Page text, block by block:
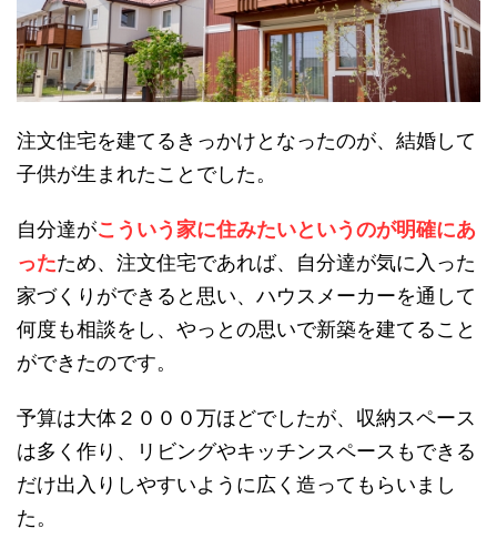
注文住宅を建てるきっかけとなったのが、結婚して
子供が生まれたことでした。
自分達がこういう家に住みたいというのが明確にあ
ったため、注文住宅であれば、自分達が気に入った
家づくりができると思い、ハウスメーカーを通して
何度も相談をし、やっとの思いで新築を建てること
ができたのです。
予算は大体２０００万ほどでしたが、収納スペース
は多く作り、リビングやキッチンスペースもできる
だけ出入りしやすいように広く造ってもらいまし
た。